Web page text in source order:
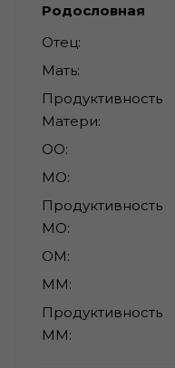
Родословная
Отец
Мать
Продуктивность
Матери
ОО
МО
Продуктивность
МО
ОМ
ММ
Продуктивность
ММ